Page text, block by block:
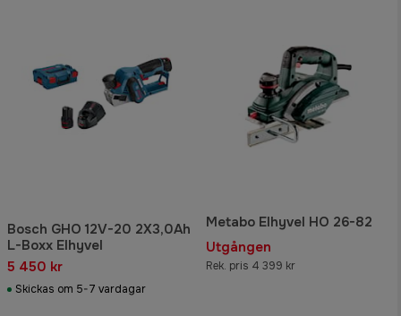
Bosch GHO 12V-20 2X3,0Ah
L-Boxx Elhyvel
5 450 kr
Skickas om 5-7 vardagar
Metabo Elhyvel HO 26-82
Utgången
Rek. pris 4 399 kr